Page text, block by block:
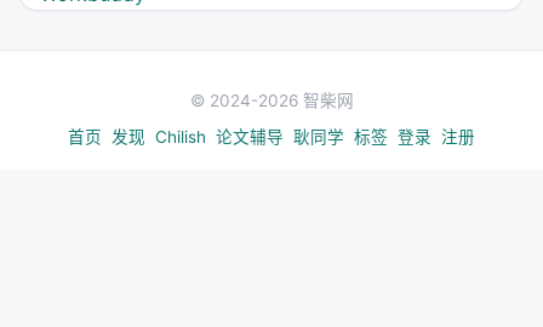
© 2024-2026 智柴网
首页
发现 Chilish 论文辅导 耿同学 标签 登录 注册